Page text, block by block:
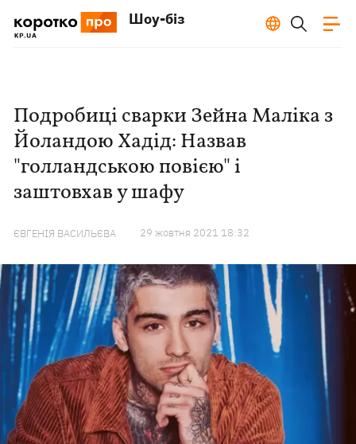
Шоу-біз
Подробиці сварки Зейна Маліка з
Йоландою Хадід: Назвав
"голландською повією" і
заштовхав у шафу
ЄВГЕНІЯ ВАСИЛЬЄВА 29 жовтня 2021 18:32